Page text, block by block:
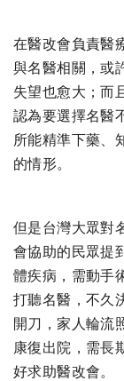
在醫改會負責醫
與名醫相關，或
失望也愈大；而
認為要選擇名醫
所能精準下藥、
的情形。
但是台灣大眾對
會協助的民眾提
體疾病，需動手
打聽名醫，不久
開刀，家人輪流
康復出院，需長
好求助醫改會。